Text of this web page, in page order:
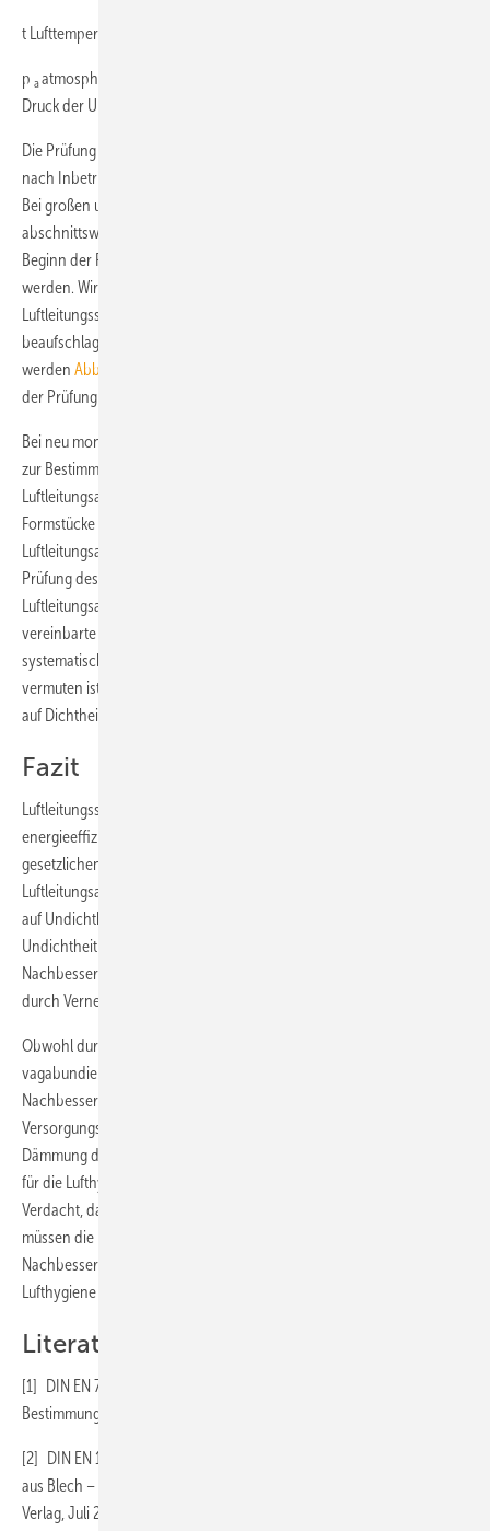
t Lufttemperatur während der Prüfung in °C
p aatmosphärischer Druck während der Prüfung (barometrischer
Druck der Umgebungsluft) in Pa
Die Prüfung kann während der Montage, unmittelbar oder zusätzlich
nach Inbetriebnahme oder auch im Bestand durchgeführt werden.
Bei großen und komplexen Luftleitungssystemen müssen die Prüfung
abschnittsweise durchgeführt und der zu prüfende Abschnitt vor
Beginn der Prüfung gegenüber dem übrigen System abgedichtet
werden. Wird eine unzulässige Undichtheit festgestellt, muss das
Luftleitungssystem (bzw. der Luftleitungsabschnitt) mit Prüfnebel
beaufschlagt und durch Inspektion die Leckagestelle festgestellt
werden Abb. 1
der Prüfung das Luftleitungssystem frei zugänglich sein.
Bei neu montierten Luftleitungen kann für eine orientierende Prüfung
zur Bestimmung der Undichtheit ein repräsentativer
Luftleitungsabschnitt hinsichtlich der Abmessungen und der
Formstücke gewählt werden. Entspricht die Undichtheit des geprüften
Luftleitungsabschnitts der vereinbarten Luftdichtheitsklasse, kann die
Prüfung des Luftleitungssystems auf weitere repräsentative
Luftleitungsabschnitte reduziert bleiben. Für den Fall, dass die
vereinbarte Luftdichtheitsklasse nicht erreicht wird und ein
systematischer Fehler bei der Herstellung oder der Montage zu
vermuten ist, ist es ggf. erforderlich, das gesamte Luftleitungssystem
auf Dichtheit zu prüfen.
Fazit
Luftleitungssysteme mit einer höheren Dichtheitsklasse ermöglichen
energieeffizientere Gebäude und die Einhaltung der Anforderung in
gesetzlichen Regelwerken, wie EnEG oder EnEV. Für
Luftleitungsanlagen im Bestand und bei der Errichtung ist eine Prüfung
auf Undichtheit nur dann erfolgreich im Abschluss (Verringerung der
Undichtheit bzw. Erreichung der vereinbarten Dichtheitsklasse durch
Nachbesserungsmaßnahmen), wenn die Leckagestellen inspiziert und
durch Vernebelung sichtbar gemacht werden können.
Obwohl durch undichte Luftleitungen große Luftvolumenströme
vagabundieren, ist es häufig unwirtschaftlich, für die Inspektion und
Nachbesserung geschlossene oder abgehängte Decken und / oder
Versorgungsschächte zu öffnen und die gegebenenfalls vorhandene
Dämmung der Luftleitungen zu entfernen. Sind jedoch Anforderungen
für die Lufthygiene zu beachten oder besteht ein begründeter
Verdacht, dass die Lufthygiene aufgrund von Leckagen gefährdet ist,
müssen die Prüfung auf Undichtheit und
Nachbesserungsmaßnahmen trotzdem ausgeführt werden, weil die
Lufthygiene einen höheren Stellenwert als die Wirtschaftlichkeit hat.
Literatur
[1] DIN EN 779 Partikel-Luftfilter für die allgemeine Raumlufttechnik –
Bestimmung der Filterleistung. Berlin: Beuth Verlag, Oktober 2012
[2] DIN EN 1507 Lüftung von Gebäuden – Rechteckige Luftleitungen
aus Blech – Anforderungen an Festigkeit und Dichtheit. Berlin: Beuth
Verlag, Juli 2006